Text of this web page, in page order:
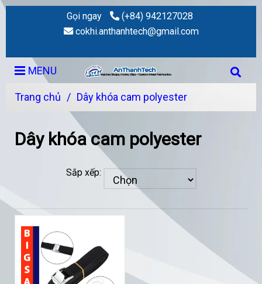
Gọi ngay
(+84) 942127028
cokhi.anthanhtech@gmail.com
MENU
Trang chủ / Dây khóa cam polyester
Dây khóa cam polyester
Sắp xếp: